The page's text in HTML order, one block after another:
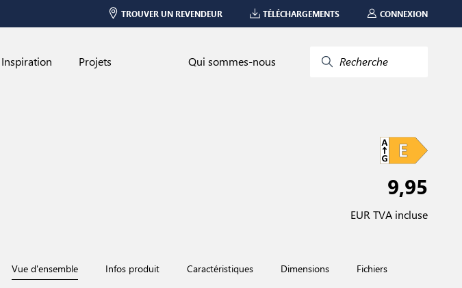
TROUVER UN REVENDEUR TÉLÉCHARGEMENTS CONNEXION
Inspiration Projets Qui sommes-nous Recherche
9,95
EUR TVA incluse
Vue d'ensemble Infos produit Caractéristiques Dimensions Fichiers